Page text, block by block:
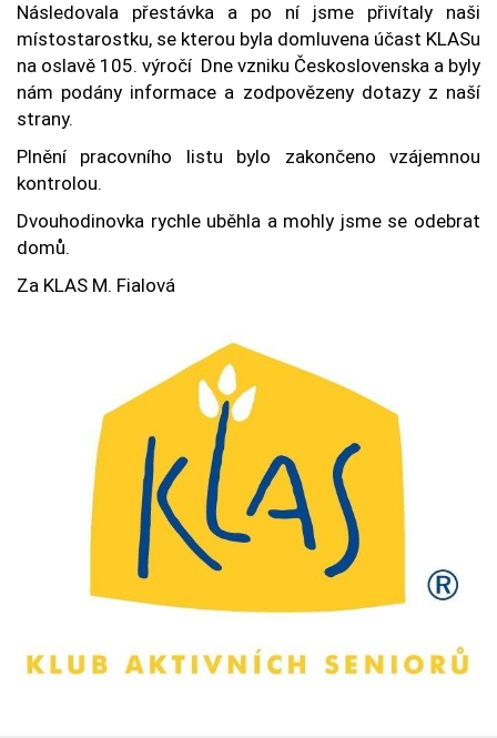
Následovala přestávka a po ní jsme přivítaly naši
místostarostku, se kterou byla domluvena účast KLASu
na oslavě 105. výročí Dne vzniku Československa a byly
nám podány informace a zodpovězeny dotazy z naší
strany.
Plnění pracovního listu bylo zakončeno vzájemnou
kontrolou.
Dvouhodinovka rychle uběhla a mohly jsme se odebrat
domů.
Za KLAS M. Fialová